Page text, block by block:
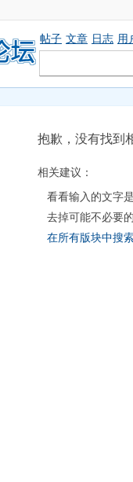
帖子 文章 日志 用
抱歉，没有找到
相关建议：
看看输入的文字
去掉可能不必要的
在所有版块中搜